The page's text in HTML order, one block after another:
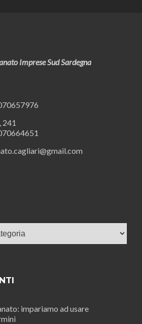
Imprese Sud Sardegna
241
impariamo ad usare